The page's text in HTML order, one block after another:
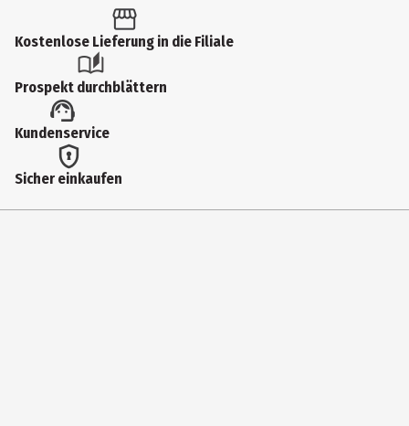
Carrera Revell Europe GmbH
Herstelleradresse
Henschelstr. 20-30 32257 Bünde
Kontaktmöglichkeit
https://carrera-toys.com/
Kostenlose Lieferung in die Filiale
Prospekt durchblättern
Kundenservice
Sicher einkaufen